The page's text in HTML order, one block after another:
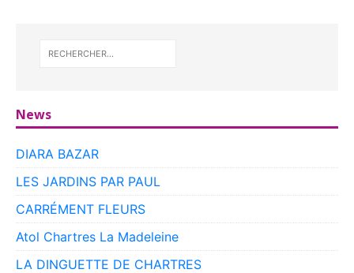
News
DIARA BAZAR
LES JARDINS PAR PAUL
CARRÉMENT FLEURS
Atol Chartres La Madeleine
LA DINGUETTE DE CHARTRES